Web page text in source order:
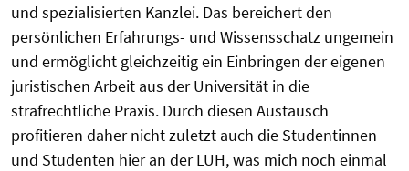
und spezialisierten Kanzlei. Das bereichert den
persönlichen Erfahrungs- und Wissensschatz ungemein
und ermöglicht gleichzeitig ein Einbringen der eigenen
juristischen Arbeit aus der Universität in die
strafrechtliche Praxis. Durch diesen Austausch
profitieren daher nicht zuletzt auch die Studentinnen
und Studenten hier an der LUH, was mich noch einmal